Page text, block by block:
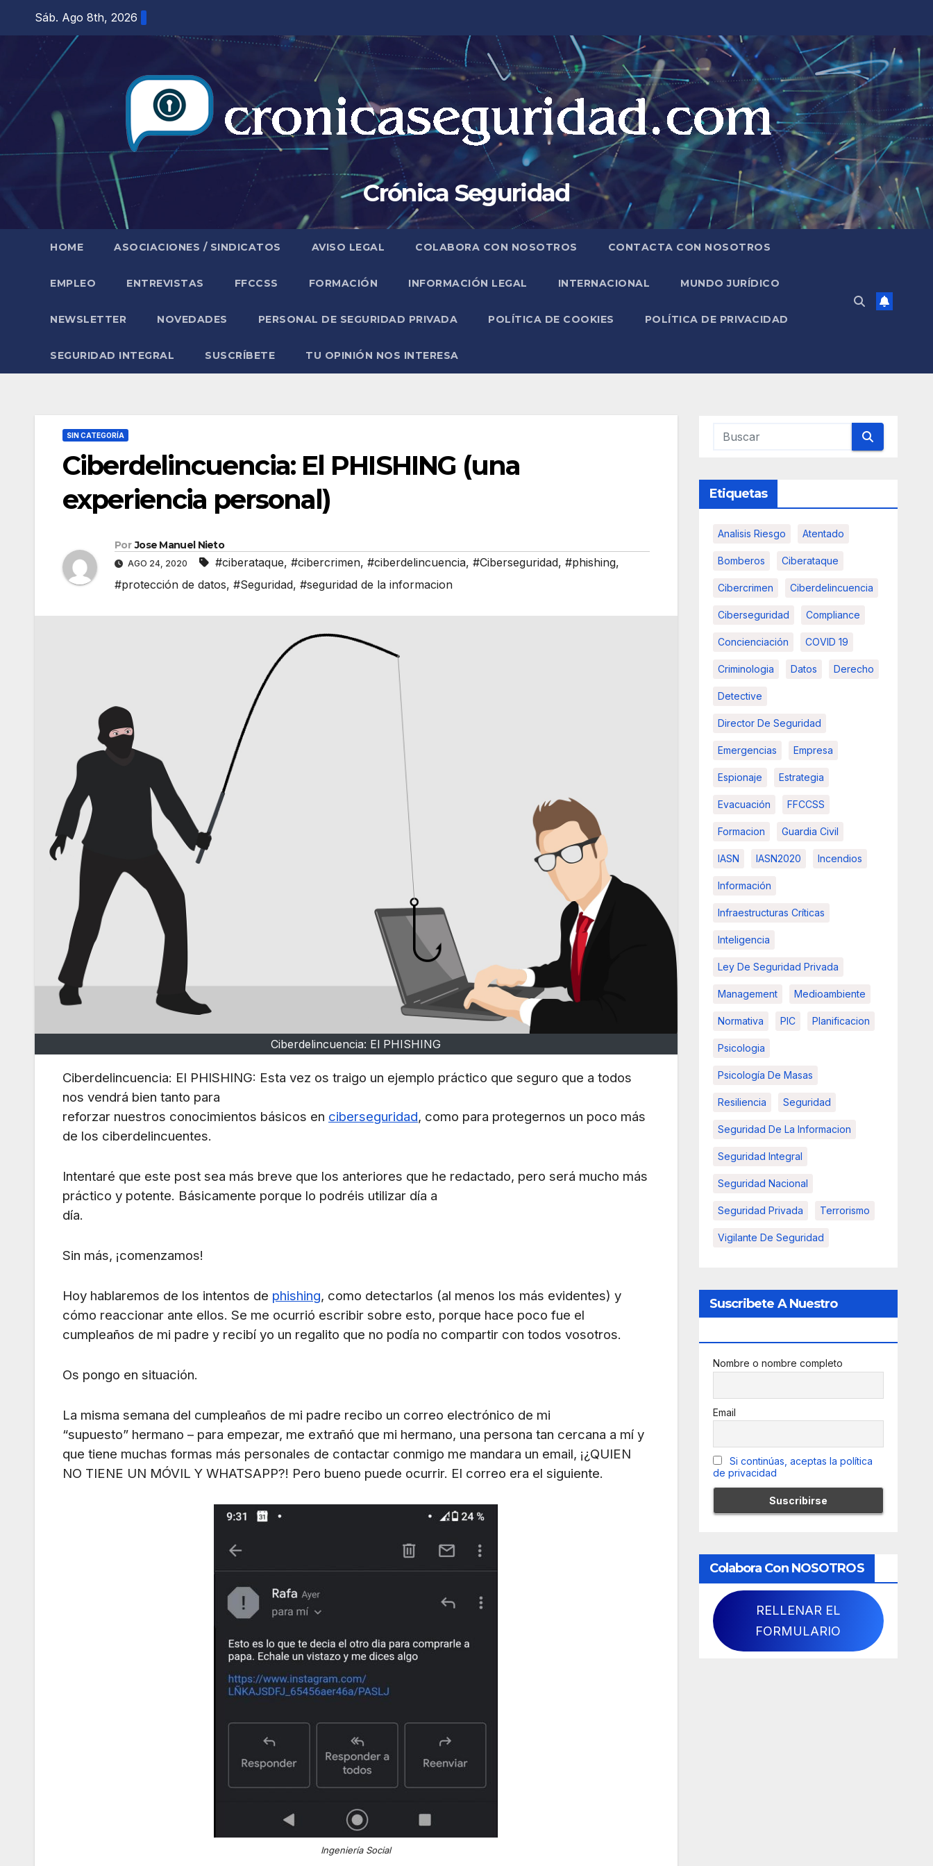
contenido
Sáb. Ago 8th, 2026
Crónica Seguridad
HOME ASOCIACIONES / SINDICATOS AVISO LEGAL COLABORA CON NOSOTROS CONTACTA CON NOSOTROS
EMPLEO ENTREVISTAS FFCCSS FORMACIÓN INFORMACIÓN LEGAL INTERNACIONAL MUNDO JURÍDICO
NEWSLETTER NOVEDADES PERSONAL DE SEGURIDAD PRIVADA POLÍTICA DE COOKIES POLÍTICA DE PRIVACIDAD
SEGURIDAD INTEGRAL SUSCRÍBETE TU OPINIÓN NOS INTERESA
SIN CATEGORÍA
Ciberdelincuencia: El PHISHING (una
experiencia personal)
Por Jose Manuel Nieto
AGO 24, 2020 #ciberataque, #cibercrimen, #ciberdelincuencia, #Ciberseguridad, #phishing,
#protección de datos, #Seguridad, #seguridad de la informacion
Ciberdelincuencia: El PHISHING
Ciberdelincuencia: El PHISHING: Esta vez os traigo un ejemplo práctico que seguro que a todos
nos vendrá bien tanto para
reforzar nuestros conocimientos básicos en ciberseguridad, como para protegernos un poco más
de los ciberdelincuentes.
Intentaré que este post sea más breve que los anteriores que he redactado, pero será mucho más
práctico y potente. Básicamente porque lo podréis utilizar día a
día.
Sin más, ¡comenzamos!
Hoy hablaremos de los intentos de phishing, como detectarlos (al menos los más evidentes) y
cómo reaccionar ante ellos. Se me ocurrió escribir sobre esto, porque hace poco fue el
cumpleaños de mi padre y recibí yo un regalito que no podía no compartir con todos vosotros.
Os pongo en situación.
La misma semana del cumpleaños de mi padre recibo un correo electrónico de mi
“supuesto” hermano – para empezar, me extrañó que mi hermano, una persona tan cercana a mí y
que tiene muchas formas más personales de contactar conmigo me mandara un email, ¡¿QUIEN
NO TIENE UN MÓVIL Y WHATSAPP?! Pero bueno puede ocurrir. El correo era el siguiente.
Ingeniería Social
Etiquetas
Analisis Riesgo Atentado
Bomberos Ciberataque
Cibercrimen Ciberdelincuencia
Ciberseguridad Compliance
Concienciación COVID 19
Criminologia Datos Derecho
Detective
Director De Seguridad
Emergencias Empresa
Espionaje Estrategia
Evacuación FFCCSS
Formacion Guardia Civil
IASN IASN2020 Incendios
Información
Infraestructuras Críticas
Inteligencia
Ley De Seguridad Privada
Management Medioambiente
Normativa PIC Planificacion
Psicologia
Psicología De Masas
Resiliencia Seguridad
Seguridad De La Informacion
Seguridad Integral
Seguridad Nacional
Seguridad Privada Terrorismo
Vigilante De Seguridad
Suscribete A Nuestro
Nombre o nombre completo
Email
Si continúas, aceptas la política
de privacidad
Colabora Con NOSOTROS
RELLENAR EL
FORMULARIO